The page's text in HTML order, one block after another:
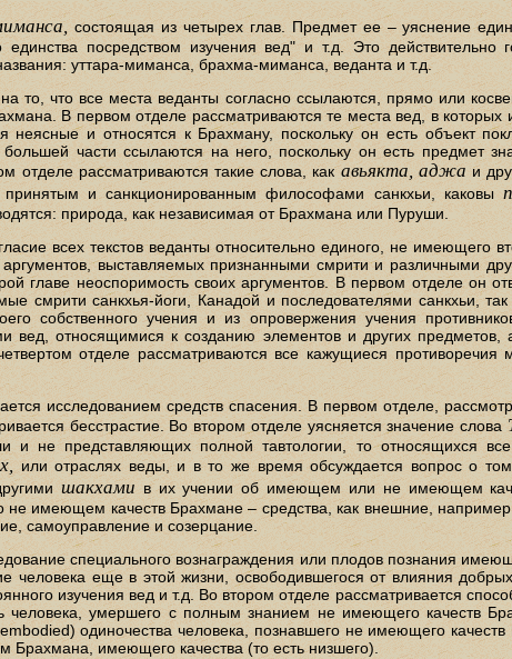
состоящая из четырех глав. Предмет ее – уяснение
единства посредством изучения вед" и т.д. Это
уттара-миманса, брахма-миманса, веданта и т.д.
то, что все места веданты согласно ссылаются, прямо или
В первом отделе рассматриваются те места вед, в
неясные и относятся к Брахману, поскольку он есть объект
части ссылаются на него, поскольку он есть предмет
отделе рассматриваются такие слова, какавьякта, аджа и
и санкционированным философами санкхьи, каковы
природа, как независимая от Брахмана или Пуруши.
всех текстов веданты относительно единого, не имеющего
аргументов, выставляемых признанными смрити и различными
главе неоспоримость своих аргументов. В первом отделе он
смрити санкхья-йоги, Канадой и последователями санкхьи,
собственного учения и из опровержения учения
вед, относящимися к созданию элементов и других предметов,
отделе рассматриваются все кажущиеся
исследованием средств спасения. В первом отделе,
бесстрастие. Во втором отделе уясняется значение слова
и не представляющих полной тавтологии, то относящихся
или отраслях веды, и в то же время обсуждается вопрос о
шакхами в их учении об имеющем или не имеющем
не имеющем качеств Брахмане – средства, как внешние,
самоуправление и созерцание.
специального вознаграждения или плодов познания
человека еще в этой жизни, освободившегося от влияния
изучения вед и т.д. Во втором отделе рассматривается
человека, умершего с полным знанием не имеющего качеств
одиночества человека, познавшего не имеющего
Брахмана, имеющего качества (то есть низшего).